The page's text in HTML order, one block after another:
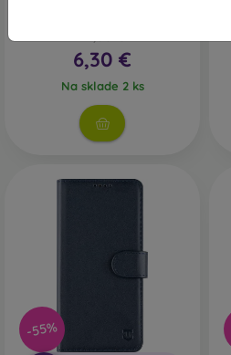
6,30 €
Na sklade 2 ks
-55%